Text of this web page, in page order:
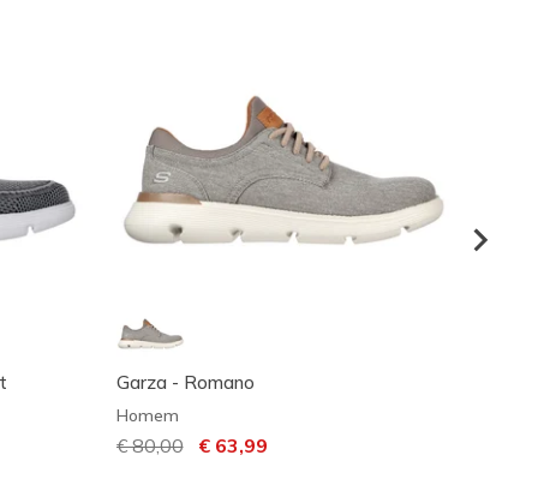
Garza - Romano
Homem
Preço com desconto de
€ 80,00para
€ 63,99